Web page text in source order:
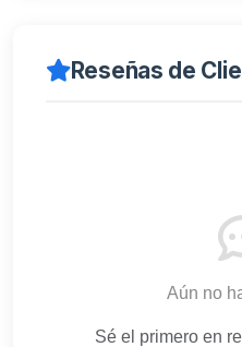
Reseñas de
Aún no
Sé el primero en